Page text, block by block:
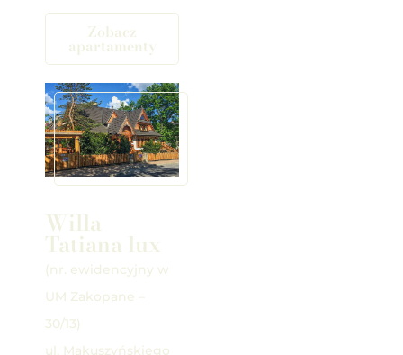
Zobacz
apartamenty
Willa
Tatiana lux
(nr. ewidencyjny w
UM Zakopane –
30/13)
ul. Makuszyńskiego